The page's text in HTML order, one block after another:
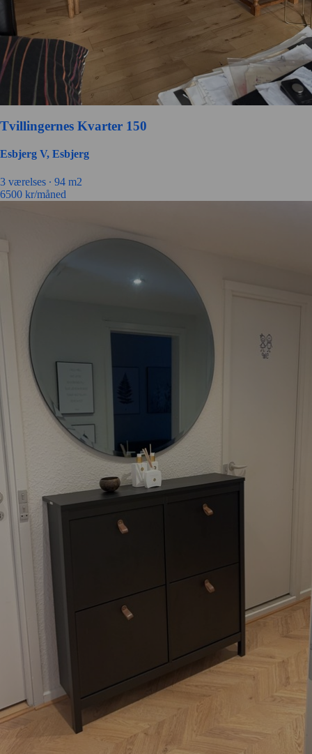
Tvillingernes Kvarter 150
Esbjerg V, Esbjerg
3 værelses ∙ 94 m2
6500 kr/måned